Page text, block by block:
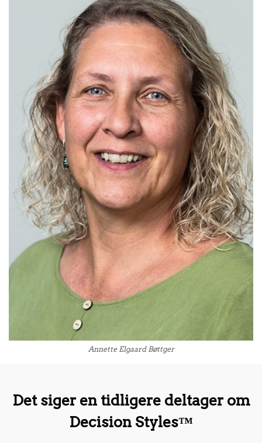
Annette Elgaard Bøttger
Det siger en tidligere deltager om
Decision Styles™